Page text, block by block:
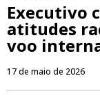
Executivo
atitudes
voo
17 de maio de 2026